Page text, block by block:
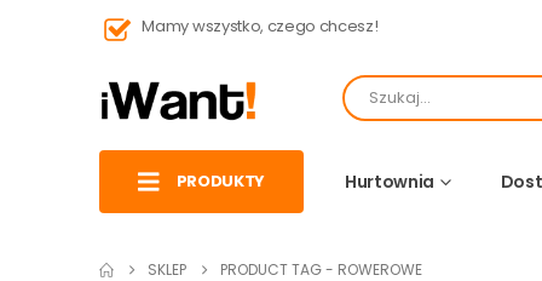
Mamy wszystko, czego chcesz!
PRODUKTY Hurtownia
SKLEP PRODUCT TAG - ROWEROWE